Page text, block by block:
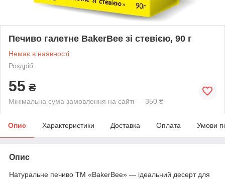
Печиво галетне BakerBee зі стевією, 90 г
Немає в наявності
Роздріб
55 ₴
Мінімальна сума замовлення на сайті — 350 ₴
Опис Характеристики Доставка Оплата Умови
Опис
Натуральне печиво ТМ «BakerBee» — ідеальний десерт для